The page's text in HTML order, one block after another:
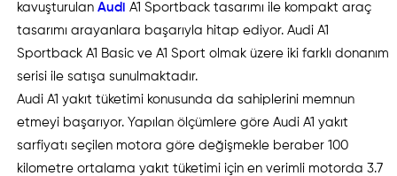
kavuşturulanAudi
A1 Sportback tasarımı ile kompakt araç
tasarımı arayanlara başarıyla hitap ediyor. Audi A1
Sportback A1 Basic ve A1 Sport olmak üzere iki farklı donanım
serisi ile satışa sunulmaktadır.
Audi A1 yakıt tüketimi konusunda da sahiplerini memnun
etmeyi başarıyor. Yapılan ölçümlere göre Audi A1 yakıt
sarfiyatı seçilen motora göre değişmekle beraber 100
kilometre ortalama yakıt tüketimi için en verimli motorda 3.7